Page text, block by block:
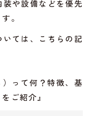
や設備などを優先
。
ては、こちらの記
って何？特徴、基
ご紹介』